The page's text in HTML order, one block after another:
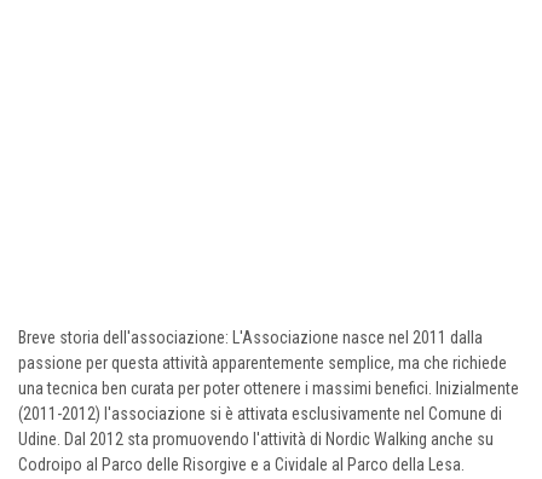
Breve storia dell'associazione: L'Associazione nasce nel 2011 dalla
passione per questa attività apparentemente semplice, ma che richiede
una tecnica ben curata per poter ottenere i massimi benefici. Inizialmente
(2011-2012) l'associazione si è attivata esclusivamente nel Comune di
Udine. Dal 2012 sta promuovendo l'attività di Nordic Walking anche su
Codroipo al Parco delle Risorgive e a Cividale al Parco della Lesa.